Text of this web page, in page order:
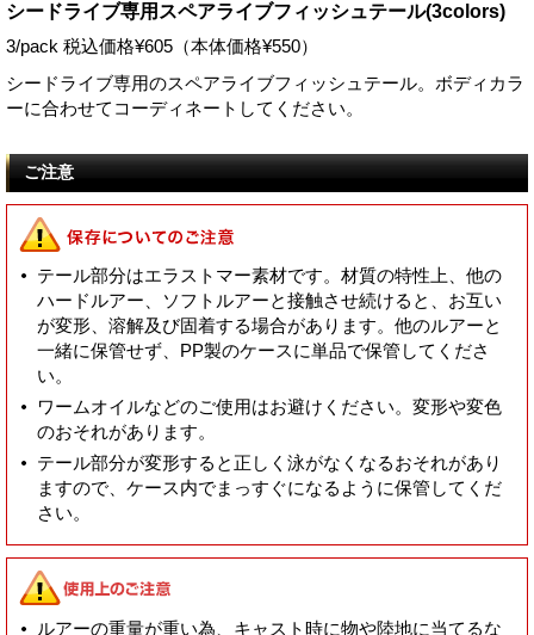
シードライブ専用スペアライブフィッシュテール(3colors)
3/pack 税込価格¥605（本体価格¥550）
シードライブ専用のスペアライブフィッシュテール。ボディカラ
ーに合わせてコーディネートしてください。
ご注意
テール部分はエラストマー素材です。材質の特性上、他の
ハードルアー、ソフトルアーと接触させ続けると、お互い
が変形、溶解及び固着する場合があります。他のルアーと
一緒に保管せず、PP製のケースに単品で保管してくださ
い。
ワームオイルなどのご使用はお避けください。変形や変色
のおそれがあります。
テール部分が変形すると正しく泳がなくなるおそれがあり
ますので、ケース内でまっすぐになるように保管してくだ
さい。
ルアーの重量が重い為、キャスト時に物や陸地に当てるな